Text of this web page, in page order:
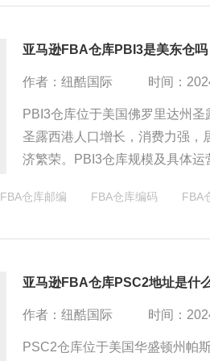
亚马逊FBA仓库PBI3是美东仓吗
作者：纽酷国际 时间：
PBI3仓库位于美国佛罗里达州圣
圣露西港人口增长，消费力强，
济繁荣。PBI3仓库规模及具体运
FBA仓库邮编 FBA仓库编码 FBA
亚马逊FBA仓库PSC2地址是什
作者：纽酷国际 时间：
PSC2仓库位于美国华盛顿州帕